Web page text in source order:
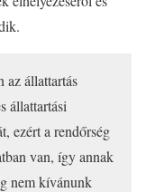
az állattartás
állattartási
ezért a rendőrség
van, így annak
nem kívánunk